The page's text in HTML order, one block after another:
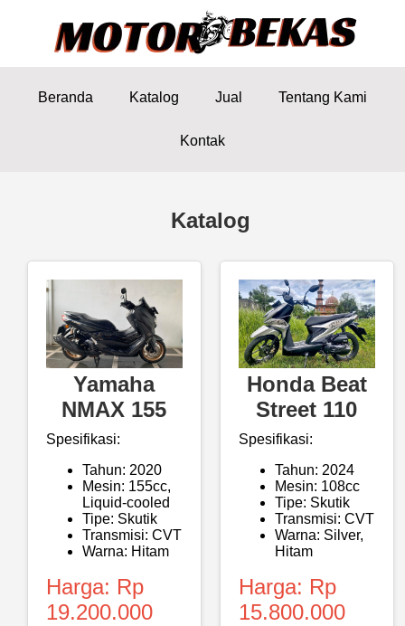
Beranda Katalog Jual Tentang Kami
Kontak
Katalog
Yamaha
NMAX 155
Spesifikasi:
Tahun: 2020
Mesin: 155cc,
Liquid-cooled
Tipe: Skutik
Transmisi: CVT
Warna: Hitam
Harga: Rp
19.200.000
Honda Beat
Street 110
Spesifikasi:
Tahun: 2024
Mesin: 108cc
Tipe: Skutik
Transmisi: CVT
Warna: Silver,
Hitam
Harga: Rp
15.800.000